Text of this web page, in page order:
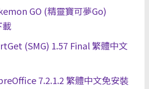
GO (精靈寶可夢Go)
載
(SMG) 1.57 Final 繁體中文
7.2.1.2 繁體中文免安裝